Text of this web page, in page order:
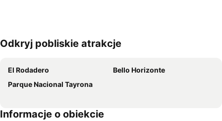
Powiększ mapę
Odkryj pobliskie atrakcje
El Rodadero
Bello Horizonte
Parque Nacional Tayrona
Informacje o obiekcie